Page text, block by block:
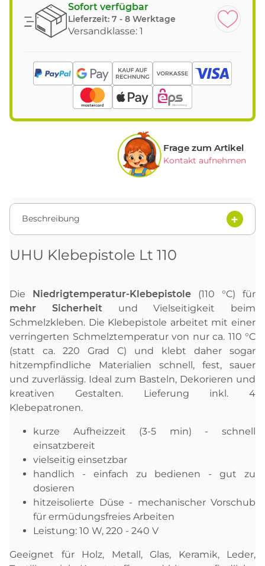
Sofort verfügbar
Lieferzeit: 7 - 8 Werktage
Versandklasse: 1
Frage zum Artikel
Kontakt aufnehmen
Beschreibung
UHU Klebepistole Lt 110
Die Niedrigtemperatur-Klebepistole (110 °C) für
mehr Sicherheit und Vielseitigkeit beim
Schmelzkleben. Die Klebepistole arbeitet mit einer
verringerten Schmelztemperatur von nur ca. 110 °C
(statt ca. 220 Grad C) und klebt daher sogar
hitzempfindliche Materialien schnell, fest, sauer
und zuverlässig. Ideal zum Basteln, Dekorieren und
kreativen Gestalten. Lieferung inkl. 4
Klebepatronen.
kurze Aufheizzeit (3-5 min) - schnell
einsatzbereit
vielseitig einsetzbar
handlich - einfach zu bedienen - gut zu
dosieren
hitzeisolierte Düse - mechanischer Vorschub
für ermüdungsfreies Arbeiten
Leistung: 10 W, 220 - 240 V
Geeignet für Holz, Metall, Glas, Keramik, Leder,